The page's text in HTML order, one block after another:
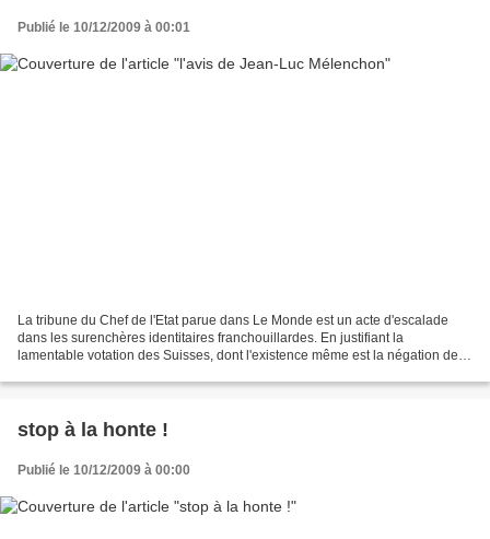
Publié le 10/12/2009 à 00:01
La tribune du Chef de l'Etat parue dans Le Monde est un acte d'escalade
dans les surenchères identitaires franchouillardes. En justifiant la
lamentable votation des Suisses, dont l'existence même est la négation de la
stop à la honte !
Publié le 10/12/2009 à 00:00